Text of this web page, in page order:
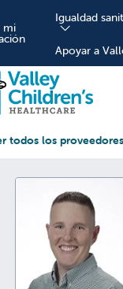
mi
Igualdad
Apoyar a
todos los proveedores